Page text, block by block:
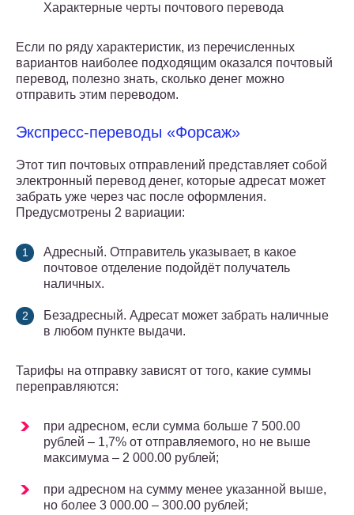
Характерные черты почтового перевода
Если по ряду характеристик, из перечисленных
вариантов наиболее подходящим оказался почтовый
перевод, полезно знать, сколько денег можно
отправить этим переводом.
Экспресс-переводы «Форсаж»
Этот тип почтовых отправлений представляет собой
электронный перевод денег, которые адресат может
забрать уже через час после оформления.
Предусмотрены 2 вариации:
Адресный. Отправитель указывает, в какое
почтовое отделение подойдёт получатель
наличных.
Безадресный. Адресат может забрать наличные
в любом пункте выдачи.
Тарифы на отправку зависят от того, какие суммы
переправляются:
при адресном, если сумма больше 7 500.00
рублей – 1,7% от отправляемого, но не выше
максимума – 2 000.00 рублей;
при адресном на сумму менее указанной выше,
но более 3 000.00 – 300.00 рублей;